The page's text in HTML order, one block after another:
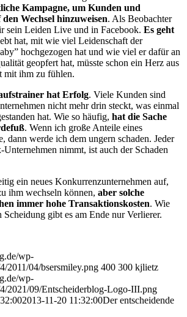
Kampagne, um Kunden und
Wechsel hinzuweisen. Als Beobachter
sein Leiden Live und in Facebook. Es geht
hat, mit wie viel Leidenschaft der
hochgezogen hat und wie viel er dafür an
geopfert hat, müsste schon ein Herz aus
mit ihm zu fühlen.
hat Erfolg. Viele Kunden sind
nicht mehr drin steckt, was einmal
hat. Wie so häufig, hat die Sache
. Wenn ich große Anteile eines
dann werde ich dem ungern schaden. Jeder
Unternehmen nimmt, ist auch der Schaden
ein neues Konkurrenzunternehmen auf,
ihm wechseln können, aber solche
immer hohe Transaktionskosten. Wie
Scheidung gibt es am Ende nur Verlierer.
wp-
2011/04/bsersmiley.png 400 300 kjlietz
wp-
2021/09/Entscheiderblog-Logo-III.png
2013-11-20 11:32:00Der entscheidende